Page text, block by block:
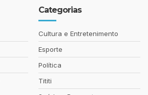
Categorias
Cultura e Entretenimento
Esporte
Política
Tititi